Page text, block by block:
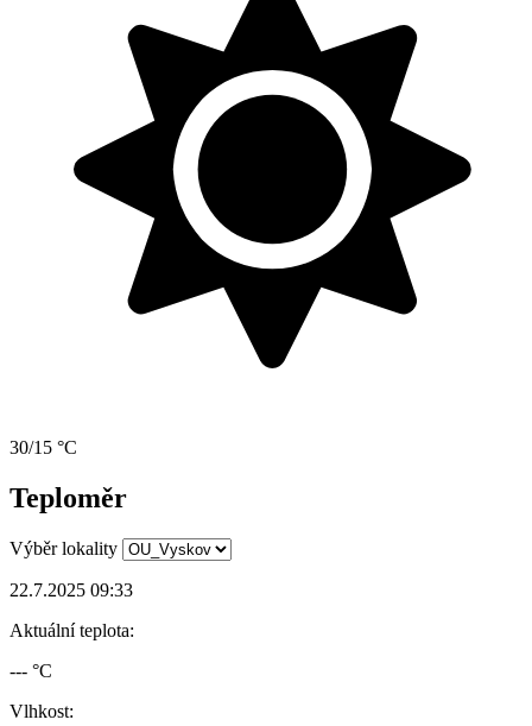
30/15 °C
Teploměr
Výběr lokality
22.7.2025 09:33
Aktuální teplota:
--- °C
Vlhkost: